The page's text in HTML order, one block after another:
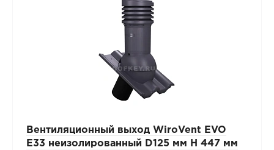
Вентиляционный выход WiroVent EVO
E33 неизолированный D125 мм Н 447 мм